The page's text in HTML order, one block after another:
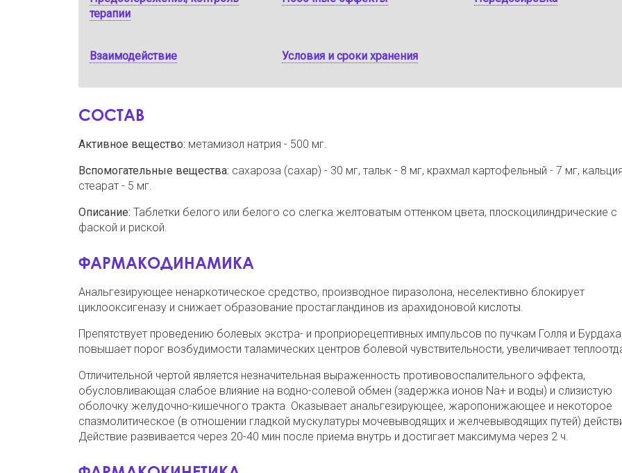
терапии
Взаимодействие Условия и сроки хранения
СОСТАВ
Активное вещество: метамизол натрия - 500 мг.
Вспомогательные вещества: сахароза (сахар) - 30 мг, тальк - 8 мг, крахмал картофельный - 7 мг, кальция
стеарат - 5 мг.
Описание: Таблетки белого или белого со слегка желтоватым оттенком цвета, плоскоцилиндрические с
фаской и риской.
ФАРМАКОДИНАМИКА
Анальгезирующее ненаркотическое средство, производное пиразолона, неселективно блокирует
циклооксигеназу и снижает образование простагландинов из арахидоновой кислоты.
Препятствует проведению болевых экстра- и проприорецептивных импульсов по пучкам Голля и Бурдаха,
повышает порог возбудимости таламических центров болевой чувствительности, увеличивает
Отличительной чертой является незначительная выраженность противовоспалительного эффекта,
обусловливающая слабое влияние на водно-солевой обмен (задержка ионов Na+ и воды) и слизистую
оболочку желудочно-кишечного тракта. Оказывает анальгезирующее, жаропонижающее и некоторое
спазмолитическое (в отношении гладкой мускулатуры мочевыводящих и желчевыводящих путей)
Действие развивается через 20-40 мин после приема внутрь и достигает максимума через 2 ч.